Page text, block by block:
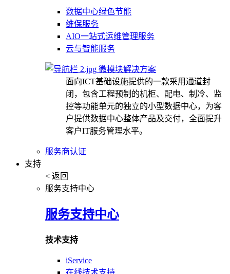
数据中心绿色节能
维保服务
AIO一站式运维管理服务
云与智能服务
微模块解决方案
面向ICT基础设施提供的一款采用通道封
闭，包含工程预制的机柜、配电、制冷、监
控等功能单元的独立的小型数据中心，为客
户提供数据中心整体产品及交付，全面提升
客户IT服务管理水平。
服务商认证
支持
< 返回
服务支持中心
服务支持中心
技术支持
iService